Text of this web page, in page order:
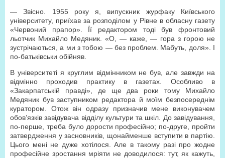
— Звісно. 1955 року я, випускник журфаку Київського
університету, приїхав за розподілом у Рівне в обласну газету
«Червоний прапор». Її редактором тоді був фронтовий
льотчик Михайло Медяник. «О, — каже, — гора з горою не
зустрічаються, а ми з тобою — без проблем. Мабуть, доля». І
по-батьківськи обійняв.
В університеті я круглим відмінником не був, але завжди на
відмінно проходив практику в газетах. Особливо в
«Закарпатській правді», де ще два роки тому Михайло
Медяник був заступником редактора й моїм безпосереднім
куратором. Отож він одразу призначив мене виконувачем
обов’язків завідувача відділу культури та шкіл. До завідування,
по-перше, треба було дорости професійно; по-друге, пройти
затвердження у засновників, щонайменше вступити в партію.
Цього мені не дуже хотілося. Але в такому разі про жодне
професійне зростання мріяти не доводилося: тут, як кажуть,